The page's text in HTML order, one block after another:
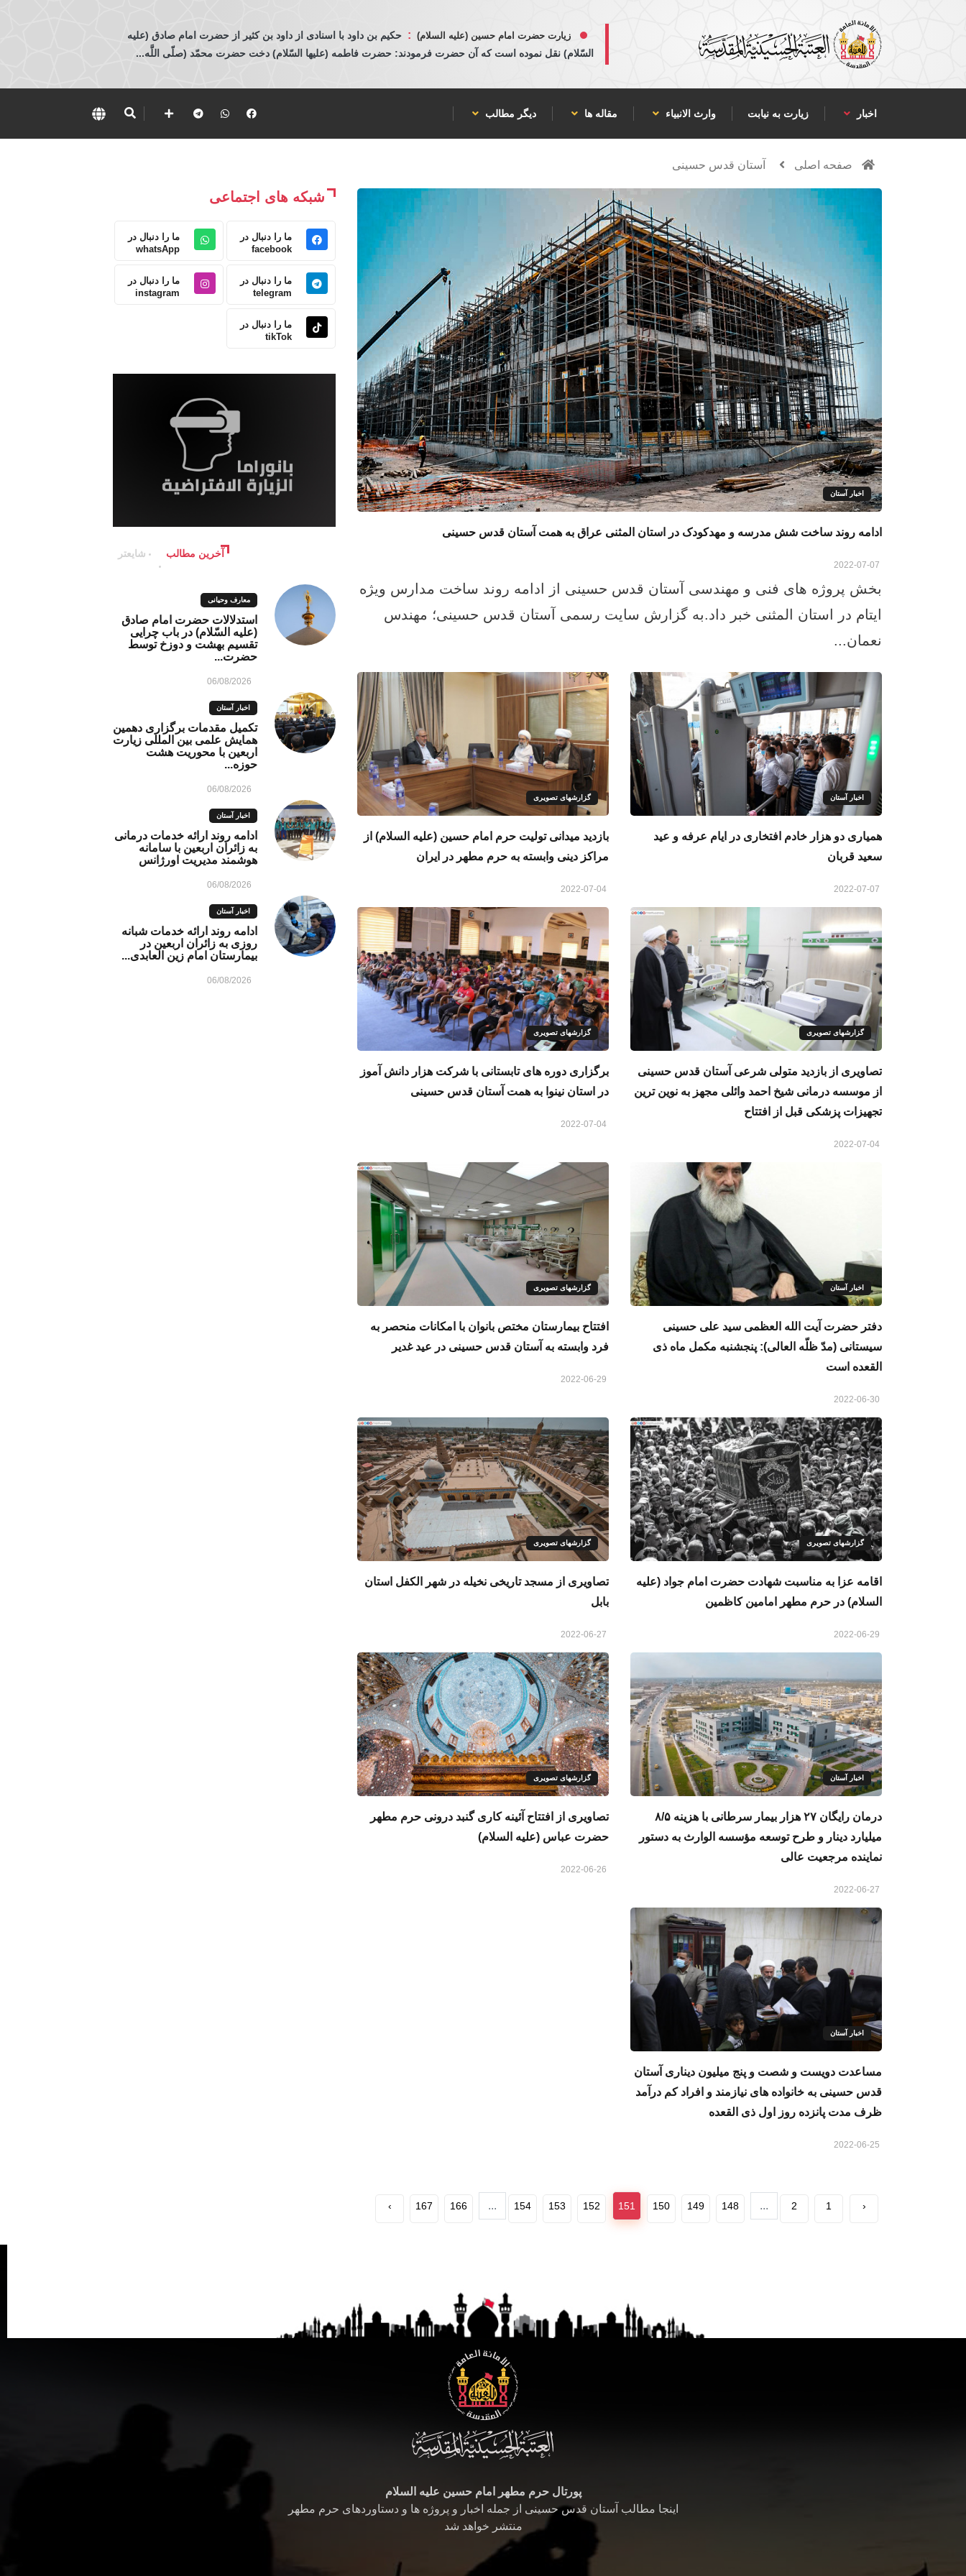
زیارت حضرت امام حسین (علیه السلام) : حكيم بن داود با اسنادی از داود بن كثير از حضرت امام صادق (عليه
السّلام) نقل نموده است كه آن حضرت فرمودند: حضرت فاطمه (عليها السّلام) دخت حضرت محمّد (صلّى اللَّه...
اخبار زیارت به نیابت وارث الانبياء مقاله ها دیگر مطالب
صفحه اصلی آستان قدس حسینی
اخبار آستان
ادامه روند ساخت شش مدرسه و مهدکودک در استان المثنی عراق به همت آستان قدس حسینی
بخش پروژه های فنی و مهندسی آستان قدس حسینی از ادامه روند ساخت مدارس ویژه
ایتام در استان المثنی خبر داد.به گزارش سایت رسمی آستان قدس حسینی؛ مهندس
نعمان...
اخبار آستان
همیاری دو هزار خادم افتخاری در ایام عرفه و عید
سعید قربان
گزارشهای تصویری
بازدید میدانی تولیت حرم امام حسین (علیه السلام) از
مراکز دینی وابسته به حرم مطهر در ایران
گزارشهای تصویری
تصاویری از بازدید متولی شرعی آستان قدس حسینی
از موسسه درمانی شیخ احمد وائلی مجهز به نوین ترین
تجهیزات پزشکی قبل از افتتاح
گزارشهای تصویری
برگزاری دوره های تابستانی با شرکت هزار دانش آموز
در استان نینوا به همت آستان قدس حسینی
اخبار آستان
دفتر حضرت آیت الله العظمی سید علی حسینی
سیستانی (مدّ ظلّه العالی): پنجشنبه مکمل ماه ذی
القعده است
گزارشهای تصویری
افتتاح بیمارستان مختص بانوان با امکانات منحصر به
فرد وابسته به آستان قدس حسینی در عید غدیر
گزارشهای تصویری
اقامه عزا به مناسبت شهادت حضرت امام جواد (علیه
السلام) در حرم مطهر امامین کاظمین
گزارشهای تصویری
تصاویری از مسجد تاریخی نخیله در شهر الکفل استان
بابل
اخبار آستان
درمان رایگان ۲۷ هزار بیمار سرطانی با هزینه‌ ۸/۵
میلیارد دینار و طرح توسعه مؤسسه الوارث به دستور
نماینده مرجعیت عالی
گزارشهای تصویری
تصاویری از افتتاح آئینه کاری گنبد درونی حرم مطهر
حضرت عباس (علیه السلام)
اخبار آستان
مساعدت دویست و شصت و پنج میلیون دیناری آستان
قدس حسینی به خانواده های نیازمند و افراد کم درآمد
ظرف مدت پانزده روز اول ذی القعده
‹
1
2
...
148
149
150
151
152
153
154
...
166
167
›
شبکه های اجتماعی
ما را دنبال در
facebook
ما را دنبال در
whatsApp
ما را دنبال در
telegram
ما را دنبال در
instagram
ما را دنبال در
tikTok
آخرین مطالب شایعتر
معارف وحیانی
استدلالات حضرت امام صادق
(علیه السّلام) در باب چرایی
تقسیم بهشت و دوزخ توسط
حضرت...
06/08/2026
اخبار آستان
تکمیل مقدمات برگزاری دهمین
همایش علمی بین المللی زیارت
اربعین با محوریت هشت
حوزه...
06/08/2026
اخبار آستان
ادامه روند ارائه خدمات درمانی
به زائران اربعین با سامانه
هوشمند مدیریت اورژانس
06/08/2026
اخبار آستان
ادامه روند ارائه خدمات شبانه
روزی به زائران اربعین در
بیمارستان امام زین العابدی...
06/08/2026
پورتال حرم مطهر امام حسین علیه السلام
اینجا مطالب آستان قدس حسینی از جمله اخبار و پروژه ها و دستاوردهای حرم مطهر
منتشر خواهد شد